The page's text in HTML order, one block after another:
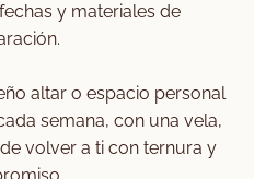
y materiales de
altar o espacio personal
semana, con una vela,
volver a ti con ternura y